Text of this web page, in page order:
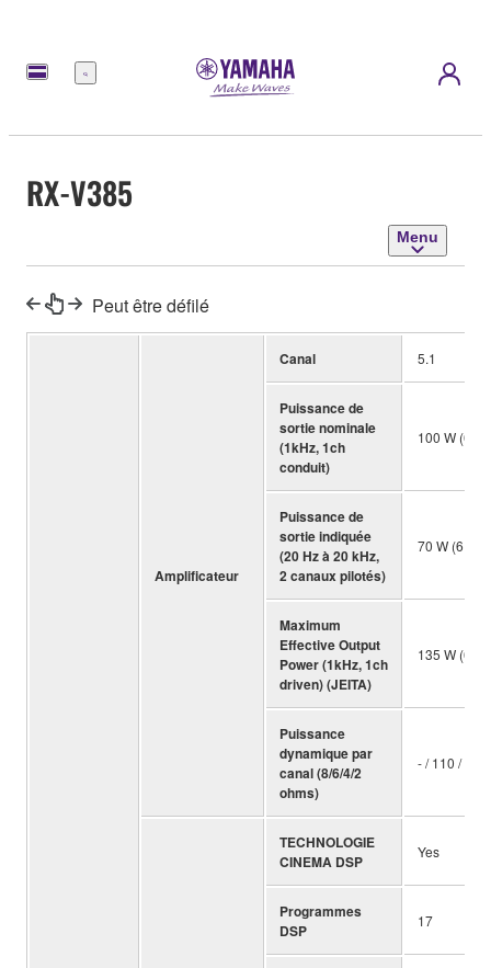
Menu
RX-V385
Menu
Peut être défilé
Amplificateur
Canal 5.1
Puissance de
sortie nominale
(1kHz, 1ch
conduit)
100 W (6
Puissance de
sortie indiquée
(20 Hz à 20 kHz,
2 canaux pilotés)
70 W (6
Maximum
Effective Output
Power (1kHz, 1ch
driven) (JEITA)
135 W (6
Puissance
dynamique par
canal (8/6/4/2
ohms)
- / 110 /
TECHNOLOGIE
CINEMA DSP
Yes
Programmes
DSP
17